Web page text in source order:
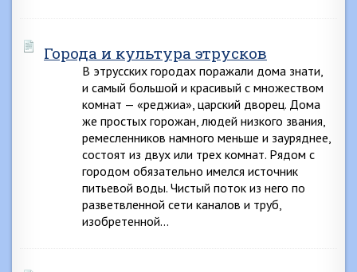
Города и культура этрусков
В этрусских городах поражали дома знати,
и самый большой и красивый с множеством
комнат — «реджиа», царский дворец. Дома
же простых горожан, людей низкого звания,
ремесленников намного меньше и зауряднее,
состоят из двух или трех комнат. Рядом с
городом обязательно имелся источник
питьевой воды. Чистый поток из него по
разветвленной сети каналов и труб,
изобретенной…